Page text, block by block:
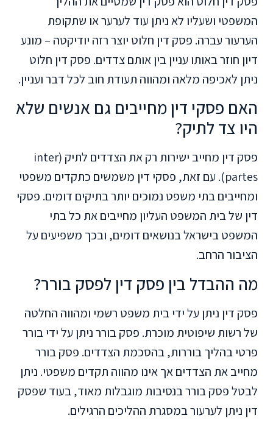
המשפטי ושעליו לא ניתן עוד לערער או שתקופת
הערעור עברה. פסק דין חלוט יוצר רזה יודיקטה – מונע
דיון חוזר באותו עניין בין אותם צדדים. פסק דין חלוט
ניתן לאכיפה מלאה ומהווה תעודת חוב לכל דבר ועניין.
האם פסקי דין מחייבים גם אנשים שלא
היו צד לתיק?
פסק דין מחייב ישירות רק את הצדדים לתיק (inter
partes). עם זאת, פסקי דין משמשים כתקדים משפטי
ומחייבים בתי משפט נמוכים יותר בתיקים דומים. פסקי
דין של בית המשפט העליון מחייבים את כל בתי
המשפט בישראל בנושאים דומים, ובכך משפיעים על
הציבור הרחב.
מה ההבדל בין פסק דין לפסק בורר?
פסק דין ניתן על ידי בית משפט רשמי ומהווה החלטה
של רשות שיפוטית מוכרת. פסק בורר ניתן על ידי בורר
פרטי בהליך בוררות, בהסכמת הצדדים. פסק בורר
מחייב את הצדדים אך אינו מהווה תקדים משפטי. ניתן
לבטל פסק בורר בנסיבות מוגבלות מאוד, בעוד שפסק
דין ניתן לערעור במסגרת ההליכים הרגילים.